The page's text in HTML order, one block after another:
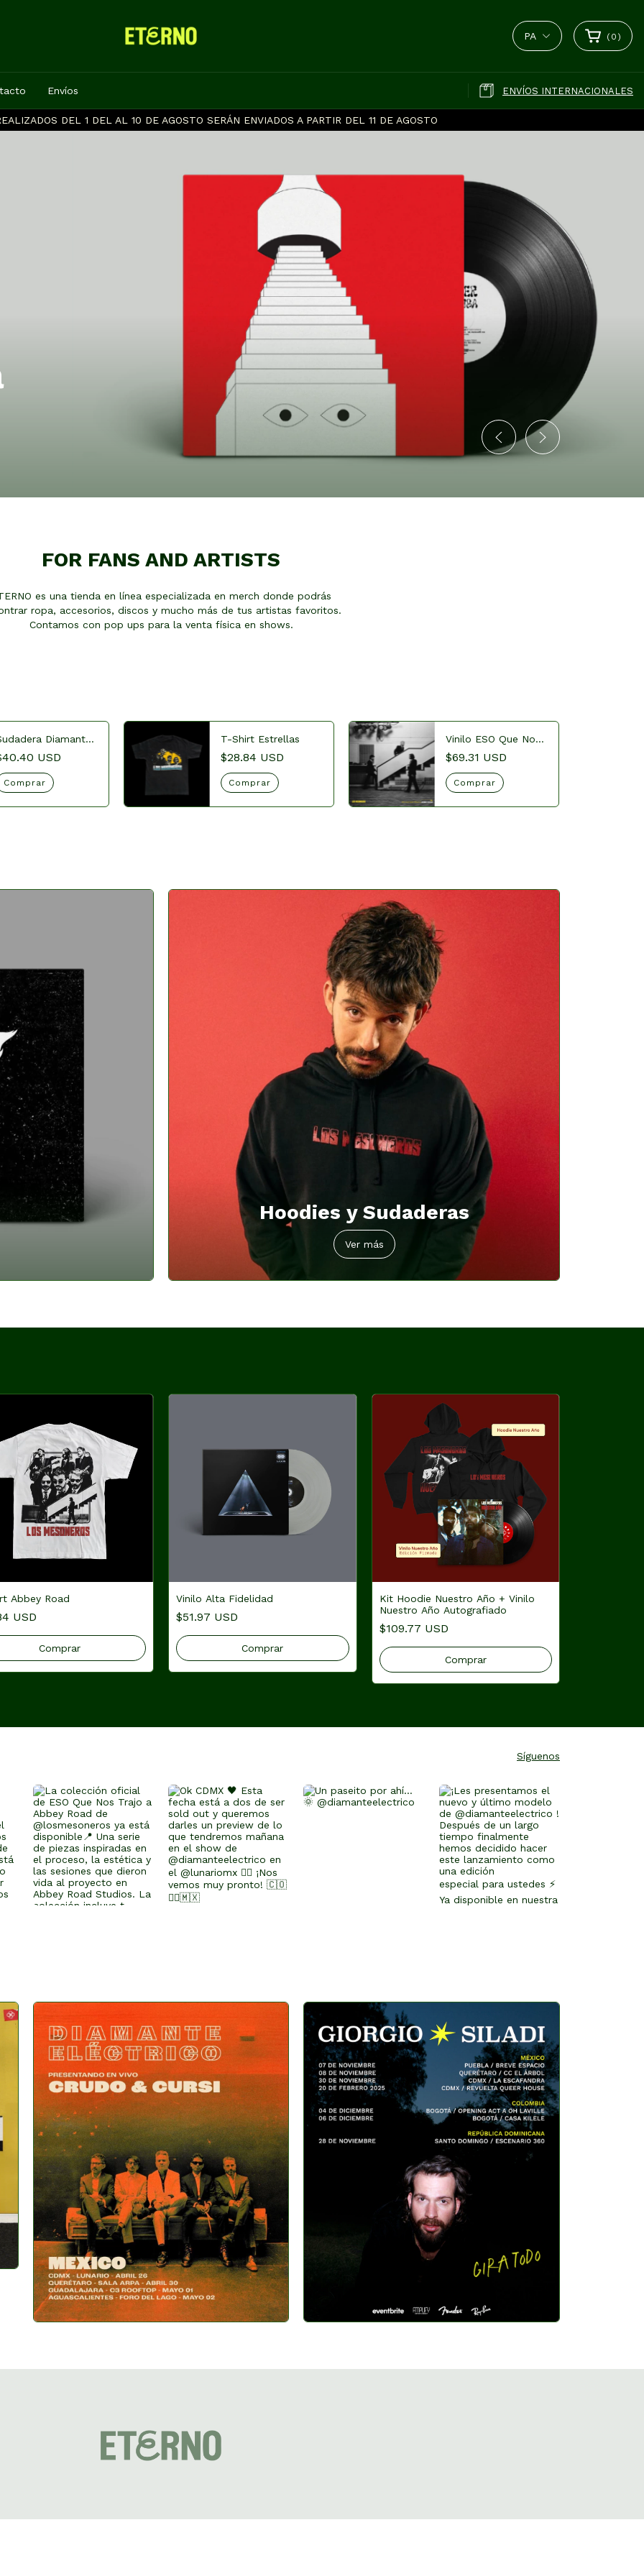
DEL 1 DEL AL 10 DE AGOSTO SERÁN ENVIADOS A PARTIR DEL 11 DE AGOSTO
PA ( 0 )
Envíos ENVÍOS INTERNACIONALES
FOR FANS AND ARTISTS
es una tienda en línea especializada en merch donde podrás
ropa, accesorios, discos y mucho más de tus artistas favoritos.
Contamos con pop ups para la venta física en shows.
Diamante
2026
USD
Comprar
T-Shirt Estrellas
$28.84 USD
Comprar
Vinilo ESO Que Nos
Trajo a Abbey Road
$69.31 USD
Hoodies y Sudaderas
Ver más
Abbey Road
USD
Comprar
Vinilo Alta Fidelidad
$51.97 USD
Kit Hoodie Nuestro Año + Vinilo
Nuestro Año Autografiado
$109.77 USD
Comprar
Síguenos